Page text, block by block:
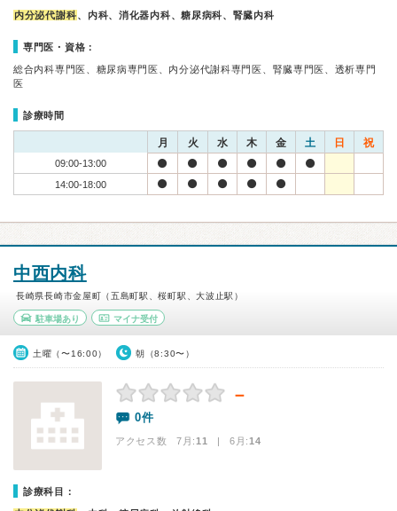
内分泌代謝科、内科、消化器内科、糖尿病科、腎臓内科
専門医・資格：
総合内科専門医、糖尿病専門医、内分泌代謝科専門医、腎臓専門医、透析専門
医
診療時間
月 火 水 木 金 土 日 祝
09:00-13:00
14:00-18:00
中西内科
長崎県長崎市金屋町（五島町駅、桜町駅、大波止駅）
駐車場あり マイナ受付
土曜（〜16:00） 朝（8:30〜）
－
0件
アクセス数 7月:11 | 6月:14
診療科目：